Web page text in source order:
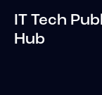
IT Tech
Hub